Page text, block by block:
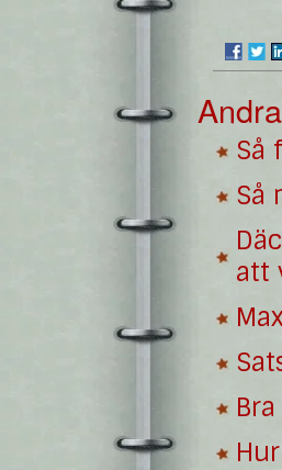
Så
Så
att